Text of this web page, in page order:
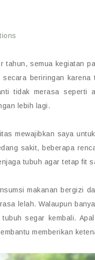
tahun, semua kegiatan
secara beriringan
tidak merasa seperti
lebih lagi.
mewajibkan saya
sakit, beberapa
tubuh agar tetap fit
makanan bergizi
lelah. Walaupun
segar kembali.
memberikan